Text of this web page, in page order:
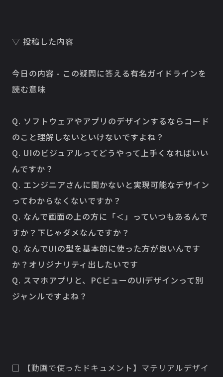
▽ 投稿した内容
今日の内容 - この疑問に答える有名ガイドラインを
読む意味
Q. ソフトウェアやアプリのデザインするならコード
のこと理解しないといけないですよね？
Q. UIのビジュアルってどうやって上手くなればいい
んですか？
Q. エンジニアさんに聞かないと実現可能なデザイン
ってわからなくないですか？
Q. なんで画面の上の方に「＜」っていつもあるんで
すか？下じゃダメなんですか？
Q. なんでUIの型を基本的に使った方が良いんです
か？オリジナリティ出したいです
Q. スマホアプリと、PCビューのUIデザインって別
ジャンルですよね？
□ 【動画で使ったドキュメント】マテリアルデザイ